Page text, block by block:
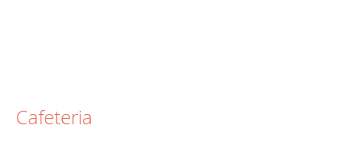
Cafeteria